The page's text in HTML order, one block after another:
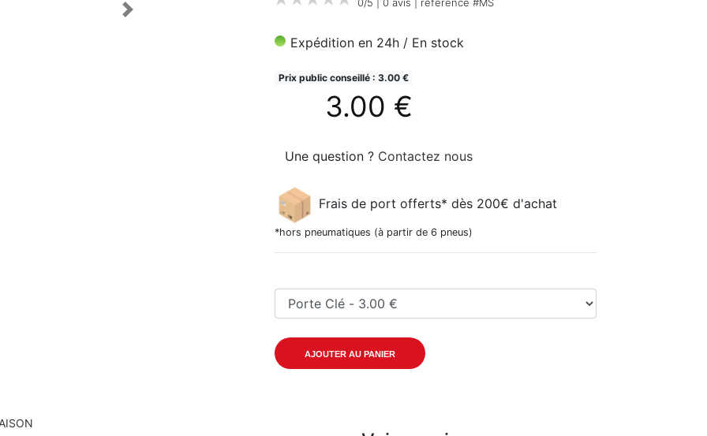
Next
Expédition en 24h / En stock
Prix public conseillé : 3.00 €
3.00 €
Une question ? Contactez nous
Frais de port offerts* dès 200€ d'achat
*hors pneumatiques (à partir de 6 pneus)